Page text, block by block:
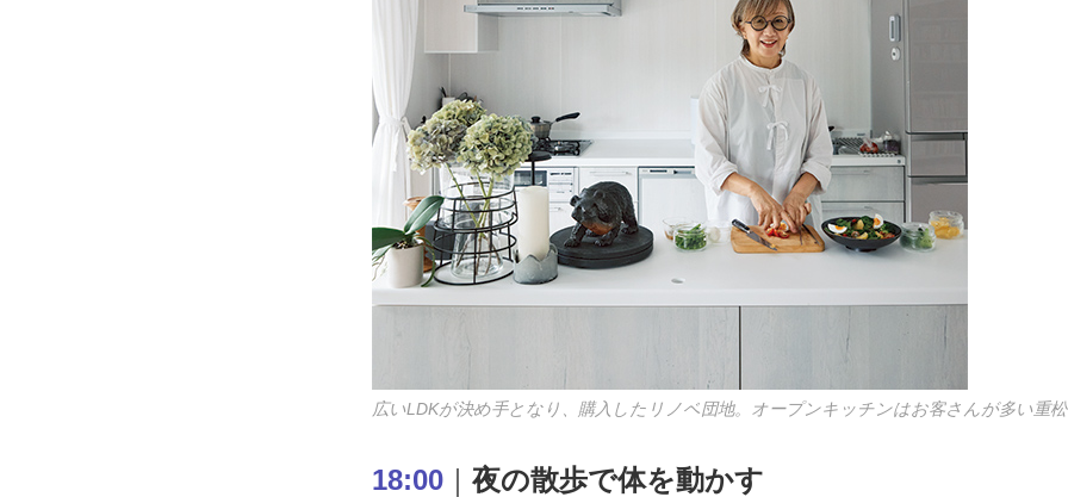
広いLDKが決め手となり、購入したリノベ団地。オープンキッチンはお客さんが多い重
18:00 夜の散歩で体を動かす